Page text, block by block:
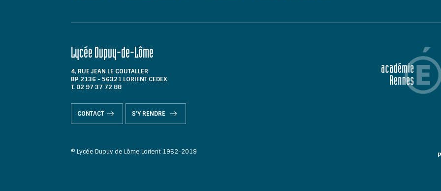
Lycée Dupuy-de-Lôme
4, RUE JEAN LE COUTALLER
BP 2136 - 56321 LORIENT CEDEX
T. 02 97 37 72 88
CONTACT S'Y RENDRE
© Lycée Dupuy de Lôme Lorient 1952-2019